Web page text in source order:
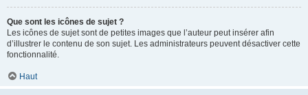
Que sont les icônes de sujet ?
Les icônes de sujet sont de petites images que l’auteur peut insérer afin
d’illustrer le contenu de son sujet. Les administrateurs peuvent désactiver cette
fonctionnalité.
Haut